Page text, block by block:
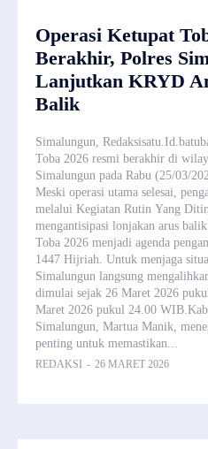
Operasi Ketupat
Berakhir, Polres
Lanjutkan KRYD
Balik
Simalungun,
Toba 2026 resmi berakhir di
Simalungun pada Rabu (25/03/
Meski operasi utama selesai,
melalui Kegiatan Rutin Yang
mengantisipasi lonjakan arus
Toba 2026 menjadi agenda
1447 Hijriah. Untuk menjaga
Simalungun langsung
dimulai sejak 26 Maret 2026
Maret 2026 pukul 24.00
Simalungun, Martua Manik,
penting untuk memastikan...
REDAKSI - 26 MARET 2026